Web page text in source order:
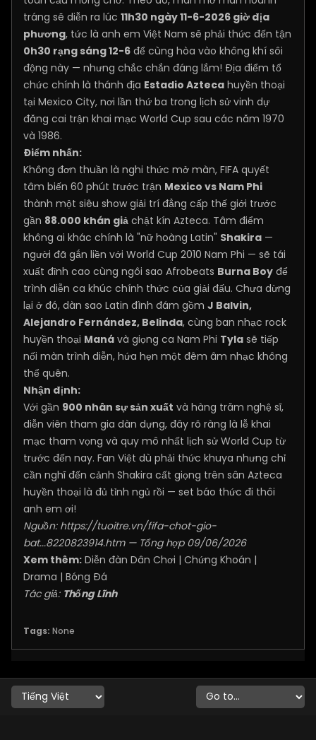
tráng sẽ diễn ra lúc 11h30 ngày 11-6-2026 giờ địa
phương, tức là anh em Việt Nam sẽ phải thức đến tận
0h30 rạng sáng 12-6 để cùng hòa vào không khí sôi
động này — nhưng chắc chắn đáng lắm! Địa điểm tổ
chức chính là thánh địa Estadio Azteca huyền thoại
tại Mexico City, nơi lần thứ ba trong lịch sử vinh dự
đăng cai trận khai mạc World Cup sau các năm 1970
và 1986.
Điểm nhấn:
Không đơn thuần là nghi thức mở màn, FIFA quyết
tâm biến 60 phút trước trận Mexico vs Nam Phi
thành một siêu show giải trí đẳng cấp thế giới trước
gần 88.000 khán giả chật kín Azteca. Tâm điểm
không ai khác chính là "nữ hoàng Latin" Shakira —
người đã gắn liền với World Cup 2010 Nam Phi — sẽ tái
xuất đỉnh cao cùng ngôi sao Afrobeats Burna Boy để
trình diễn ca khúc chính thức của giải đấu. Chưa dừng
lại ở đó, dàn sao Latin đình đám gồm J Balvin,
Alejandro Fernández, Belinda, cùng ban nhạc rock
huyền thoại Maná và giọng ca Nam Phi Tyla sẽ tiếp
nối màn trình diễn, hứa hẹn một đêm âm nhạc không
thể quên.
Nhận định:
Với gần 900 nhân sự sản xuất và hàng trăm nghệ sĩ,
diễn viên tham gia dàn dựng, đây rõ ràng là lễ khai
mạc tham vọng và quy mô nhất lịch sử World Cup từ
trước đến nay. Fan Việt dù phải thức khuya nhưng chỉ
cần nghĩ đến cảnh Shakira cất giọng trên sân Azteca
huyền thoại là đủ tỉnh ngủ rồi — set báo thức đi thôi
anh em ơi!
Nguồn: https://tuoitre.vn/fifa-chot-gio-
bat...8220823914.htm— Tổng hợp 09/06/2026
Xem thêm: Diễn đàn Dân Chơi | Chứng Khoán |
Drama | Bóng Đá
Tác giả: Thống Lĩnh
Tags: None